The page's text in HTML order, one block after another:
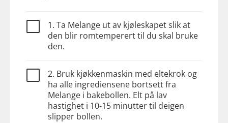
1. Ta Melange ut av kjøleskapet slik at
den blir romtemperert til du skal bruke
den.
2. Bruk kjøkkenmaskin med eltekrok og
ha alle ingrediensene bortsett fra
Melange i bakebollen. Elt på lav
hastighet i 10-15 minutter til deigen
slipper bollen.